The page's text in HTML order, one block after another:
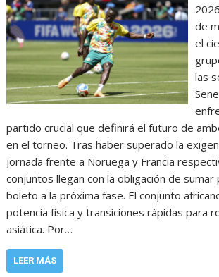
de
el
las
partido crucial que definirá el futuro de
en el torneo. Tras haber superado la
jornada frente a Noruega y Francia
conjuntos llegan con la obligación de sumar
boleto a la próxima fase. El conjunto
potencia física y transiciones rápidas para
asiática. Por…
LEER MÁS